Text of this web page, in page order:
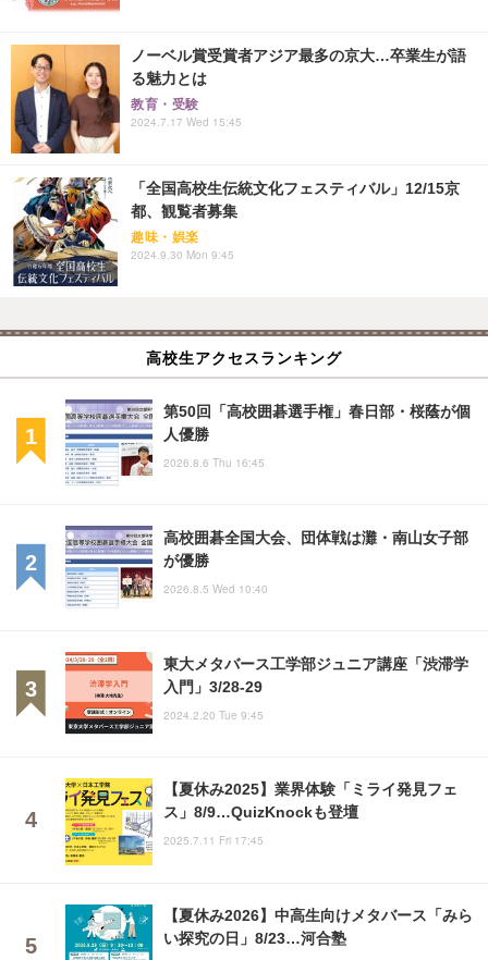
ノーベル賞受賞者アジア最多の京大…卒業生が語
る魅力とは
教育・受験
2024.7.17 Wed 15:45
「全国高校生伝統文化フェスティバル」12/15京
都、観覧者募集
趣味・娯楽
2024.9.30 Mon 9:45
高校生アクセスランキング
第50回「高校囲碁選手権」春日部・桜蔭が個
人優勝
2026.8.6 Thu 16:45
高校囲碁全国大会、団体戦は灘・南山女子部
が優勝
2026.8.5 Wed 10:40
東大メタバース工学部ジュニア講座「渋滞学
入門」3/28-29
2024.2.20 Tue 9:45
【夏休み2025】業界体験「ミライ発見フェ
ス」8/9…QuizKnockも登壇
2025.7.11 Fri 17:45
【夏休み2026】中高生向けメタバース「みら
い探究の日」8/23…河合塾